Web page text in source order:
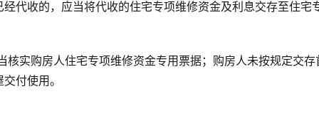
代收的，应当将代收的住宅专项维修资金及利息交存至住宅
实购房人住宅专项维修资金专用票据；购房人未按规定交存
付使用。